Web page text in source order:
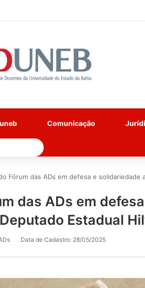
Comunicação
Pesquisar
Fórum das ADs em defesa e
das ADs em
Estadual
Data de Cadastro: 28/05/2025